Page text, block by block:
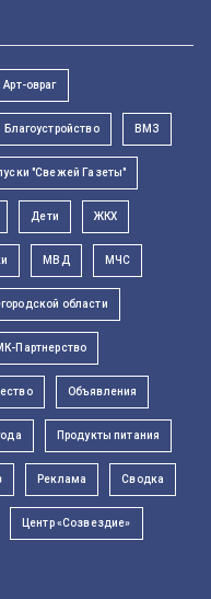
Арт-овраг
Благоустройство ВМЗ
"Свежей Газеты"
Дети ЖКХ
МВД МЧС
области
Партнерство
Объявления
Продукты питания
Реклама Сводка
Центр «Созвездие»